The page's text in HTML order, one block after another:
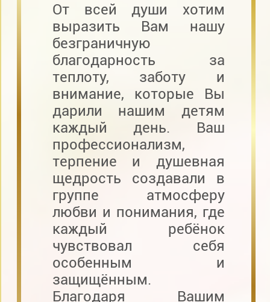
От всей души хотим
выразить Вам нашу
безграничную
благодарность за
теплоту, заботу и
внимание, которые Вы
дарили нашим детям
каждый день. Ваш
профессионализм,
терпение и душевная
щедрость создавали в
группе атмосферу
любви и понимания, где
каждый ребёнок
чувствовал себя
особенным и
защищённым.
Благодаря Вашим